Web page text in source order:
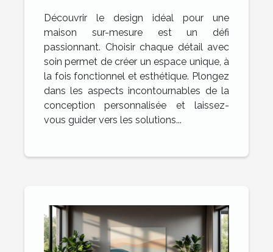
Découvrir le design idéal pour une
maison sur-mesure est un défi
passionnant. Choisir chaque détail avec
soin permet de créer un espace unique, à
la fois fonctionnel et esthétique. Plongez
dans les aspects incontournables de la
conception personnalisée et laissez-
vous guider vers les solutions...